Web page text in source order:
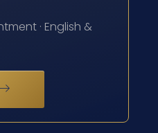
· English &